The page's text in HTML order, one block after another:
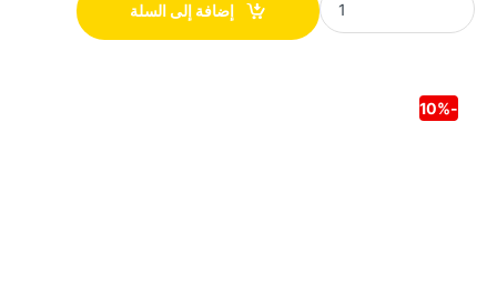
إضافة إلى السلة
-
10%